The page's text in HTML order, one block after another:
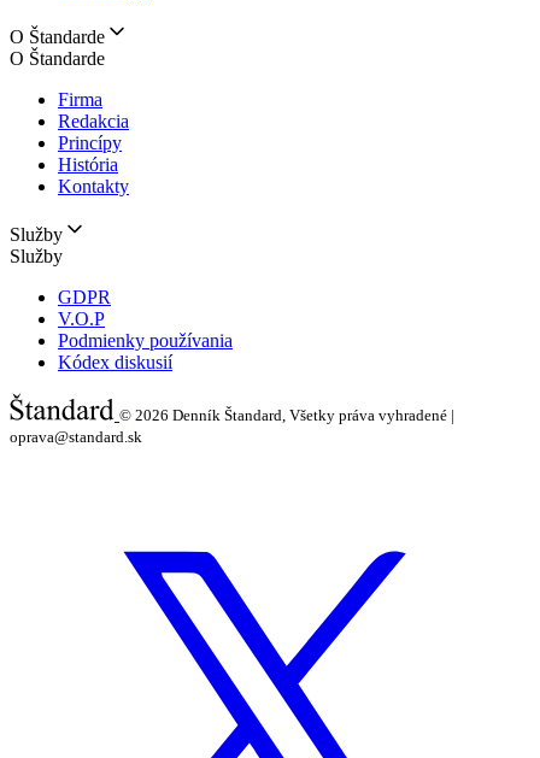
O Štandarde
O Štandarde
Firma
Redakcia
Princípy
História
Kontakty
Služby
Služby
GDPR
V.O.P
Podmienky používania
Kódex diskusií
© 2026 Denník Štandard, Všetky práva vyhradené |
oprava@standard.sk